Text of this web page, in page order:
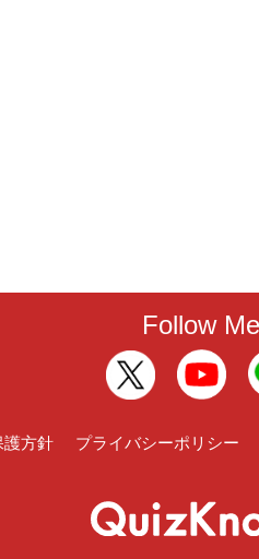
Follow Me
護方針 プライバシーポリシー